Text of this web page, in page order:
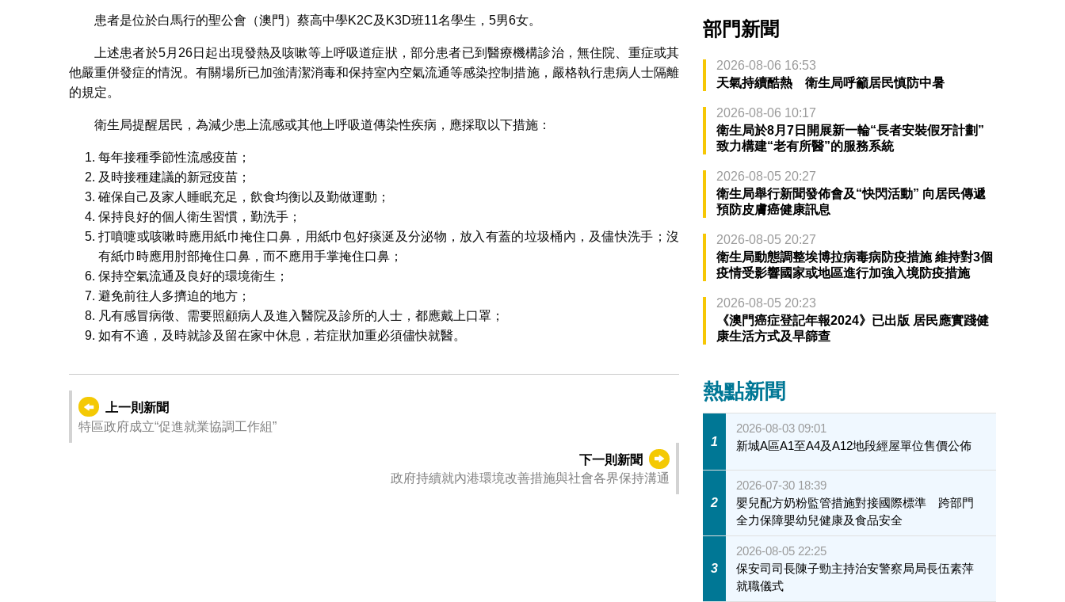
患者是位於白馬行的聖公會（澳門）蔡高中學K2C及K3D班11名學生，5男6女。
上述患者於5月26日起出現發熱及咳嗽等上呼吸道症狀，部分患者已到醫療機構診治，無住院、重症或其
他嚴重併發症的情況。有關場所已加強清潔消毒和保持室內空氣流通等感染控制措施，嚴格執行患病人士隔離
的規定。
衛生局提醒居民，為減少患上流感或其他上呼吸道傳染性疾病，應採取以下措施：
每年接種季節性流感疫苗；
及時接種建議的新冠疫苗；
確保自己及家人睡眠充足，飲食均衡以及勤做運動；
保持良好的個人衛生習慣，勤洗手；
打噴嚏或咳嗽時應用紙巾掩住口鼻，用紙巾包好痰涎及分泌物，放入有蓋的垃圾桶內，及儘快洗手；沒
有紙巾時應用肘部掩住口鼻，而不應用手掌掩住口鼻；
保持空氣流通及良好的環境衛生；
避免前往人多擠迫的地方；
凡有感冒病徵、需要照顧病人及進入醫院及診所的人士，都應戴上口罩；
如有不適，及時就診及留在家中休息，若症狀加重必須儘快就醫。
上一則新聞
特區政府成立“促進就業協調工作組”
下一則新聞
政府持續就內港環境改善措施與社會各界保持溝通
部門新聞
2026-08-06 16:53
天氣持續酷熱 衛生局呼籲居民慎防中暑
2026-08-06 10:17
衛生局於8月7日開展新一輪“長者安裝假牙計劃”
致力構建“老有所醫”的服務系統
2026-08-05 20:27
衛生局舉行新聞發佈會及“快閃活動” 向居民傳遞
預防皮膚癌健康訊息
2026-08-05 20:27
衛生局動態調整埃博拉病毒病防疫措施 維持對3個
疫情受影響國家或地區進行加強入境防疫措施
2026-08-05 20:23
《澳門癌症登記年報2024》已出版 居民應實踐健
康生活方式及早篩查
熱點新聞
1
2026-08-03 09:01
新城A區A1至A4及A12地段經屋單位售價公佈
2
2026-07-30 18:39
嬰兒配方奶粉監管措施對接國際標準 跨部門
全力保障嬰幼兒健康及食品安全
3
2026-08-05 22:25
保安司司長陳子勁主持治安警察局局長伍素萍
就職儀式